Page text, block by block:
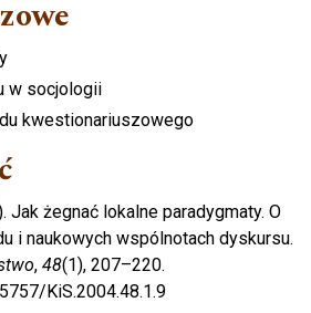
w socjologii
kwestionariuszowego
Jak żegnać lokalne paradygmaty. O
i naukowych wspólnotach dyskursu.
, 48(1), 207–220.
KiS.2004.48.1.9